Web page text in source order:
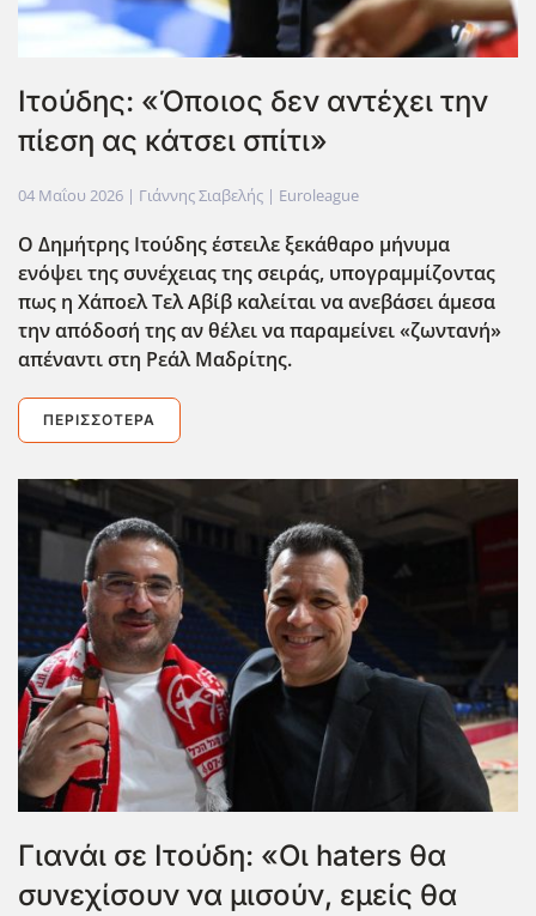
Ιτούδης: «Όποιος δεν αντέχει την
πίεση ας κάτσει σπίτι»
04 Μαΐου 2026 | Γιάννης Σιαβελής | Euroleague
Ο Δημήτρης Ιτούδης έστειλε ξεκάθαρο μήνυμα
ενόψει της συνέχειας της σειράς, υπογραμμίζοντας
πως η Χάποελ Τελ Αβίβ καλείται να ανεβάσει άμεσα
την απόδοσή της αν θέλει να παραμείνει «ζωντανή»
απέναντι στη Ρεάλ Μαδρίτης.
ΠΕΡΙΣΣΌΤΕΡΑ
Γιανάι σε Ιτούδη: «Οι haters θα
συνεχίσουν να μισούν, εμείς θα